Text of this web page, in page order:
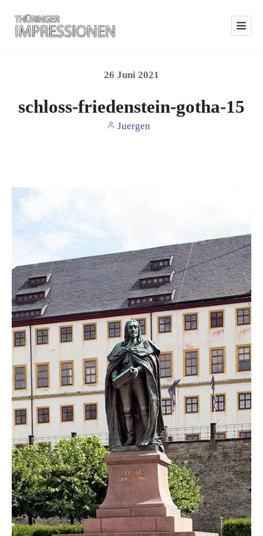
26 Juni 2021
schloss-friedenstein-gotha-15
Juergen